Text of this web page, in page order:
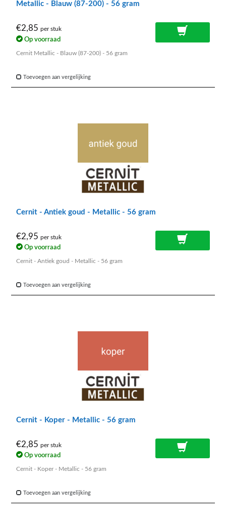
Metallic - Blauw (87-200) - 56 gram
€2,85 per stuk
Op voorraad
Cernit Metallic - Blauw (87-200) - 56 gram
Toevoegen aan vergelijking
Cernit - Antiek goud - Metallic - 56 gram
€2,95 per stuk
Op voorraad
Cernit - Antiek goud - Metallic - 56 gram
Toevoegen aan vergelijking
Cernit - Koper - Metallic - 56 gram
€2,85 per stuk
Op voorraad
Cernit - Koper - Metallic - 56 gram
Toevoegen aan vergelijking